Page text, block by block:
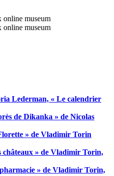
Lederman, « Le calendrier
de Dikanka » de Nicolas
» de Vladimir Torin
châteaux » de Vladimir Torin,
pharmacie » de Vladimir Torin,